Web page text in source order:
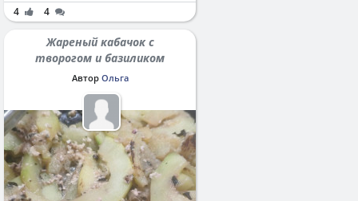
4 4
Жареный кабачок с
творогом и базиликом
Автор Ольга